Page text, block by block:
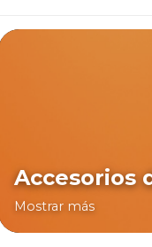
Accesorios
Mostrar más